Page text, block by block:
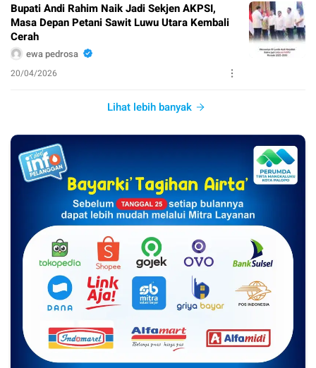
Bupati Andi Rahim Naik Jadi Sekjen AKPSI,
Masa Depan Petani Sawit Luwu Utara Kembali
Cerah
ewa pedrosa
20/04/2026
Lihat lebih banyak